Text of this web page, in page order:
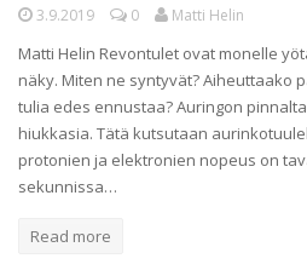
3.9.2019 0 Matti Helin
Matti Helin Revontulet ovat monelle
näky. Miten ne syntyvät? Aiheuttaako
tulia edes ennustaa? Auringon
hiukkasia. Tätä kutsutaan
protonien ja elektronien nopeus on
sekunnissa…
Read more